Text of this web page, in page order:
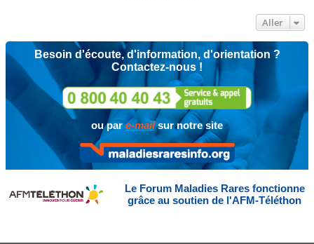
Aller
Besoin d'écoute, d'information, d'orientation ?
Contactez-nous !
ou pare-mailsur notre site
Le Forum Maladies Rares fonctionne
grâce au soutien de l'AFM-Téléthon